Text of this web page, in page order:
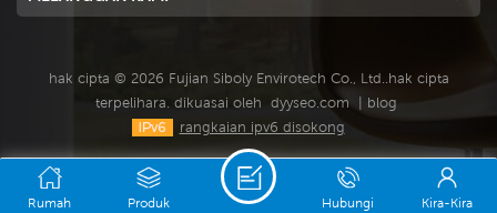
hak cipta © 2026 Fujian Siboly Envirotech Co., Ltd..hak cipta
terpelihara. dikuasai oleh dyyseo.com | blog
rangkaian ipv6 disokong
Rumah Produk Kira-Kira
Hubungi